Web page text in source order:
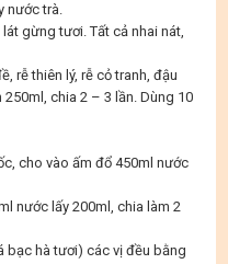
nước trà.
gừng tươi. Tất cả nhai nát,
rễ thiên lý, rễ cỏ tranh, đậu
chia 2 – 3 lần. Dùng 10
cho vào ấm đổ 450ml nước
nước lấy 200ml, chia làm 2
bạc hà tươi) các vị đều bằng